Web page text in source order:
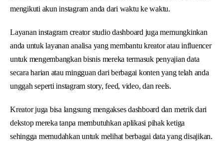
mengikuti akun instagram anda dari waktu ke waktu.
Layanan instagram creator studio dashboard juga memungkinkan
anda untuk layanan analisa yang membantu kreator atau influencer
untuk mengembangkan bisnis mereka termasuk penyajian data
secara harian atau mingguan dari berbagai konten yang telah anda
unggah seperti instagram story, feed, video, dan reels.
Kreator juga bisa langsung mengakses dashboard dan metrik dari
dekstop mereka tanpa membutuhkan aplikasi pihak ketiga
sehingga memudahkan untuk melihat berbagai data yang disajikan.